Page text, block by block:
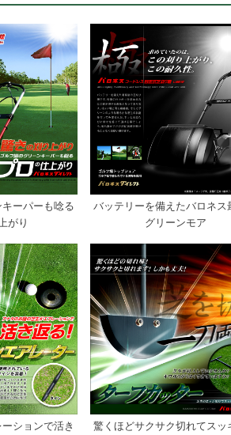
ーパーも唸る
がり
バッテリーを備えたバロネス
グリーンモア
ションで活き
驚くほどサクサク切れてスッ